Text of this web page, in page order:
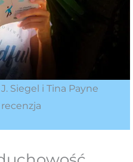
Siegel i Tina Payne